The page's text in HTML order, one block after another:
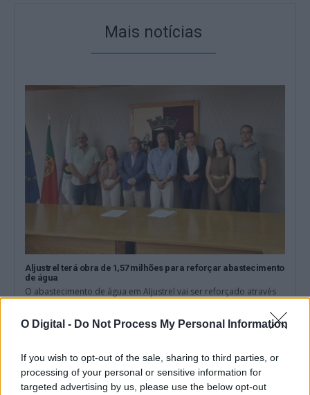
O Digital - Do Not Process My Personal Information
If you wish to opt-out of the sale, sharing to third parties, or
processing of your personal or sensitive information for
targeted advertising by us, please use the below opt-out
Mais notícias
Aljustrel terá obra de 1,57 milhões para reforçar abastecimento
de água
O abastecimento de água em Aljustrel vai ser reforçado através
de uma empreitada avaliada...
6 Agosto, 2026 - 14:32